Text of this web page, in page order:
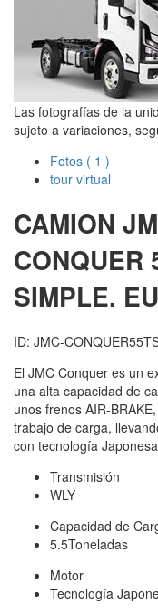
Las fotografías de la
sujeto a variaciones,
Fotos ( 1 )
tour virtual
CAMION
CONQUER
SIMPLE.
ID: JMC-
El JMC Conquer es un
una alta capacidad de
unos frenos AIR-
trabajo de carga,
con tecnología
Transmisión
WLY
Capacidad de
5.5Toneladas
Motor
Tecnología